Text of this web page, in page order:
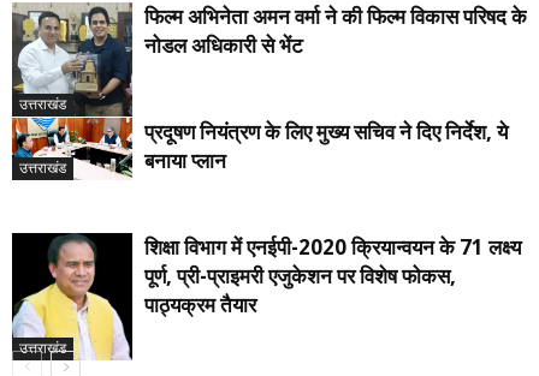
उत्तराखंड
फिल्म अभिनेता अमन वर्मा ने की फिल्म विकास परिषद के
नोडल अधिकारी से भेंट
उत्तराखंड
प्रदूषण नियंत्रण के लिए मुख्य सचिव ने दिए निर्देश, ये
बनाया प्लान
उत्तराखंड
शिक्षा विभाग में एनईपी-2020 क्रियान्वयन के 71 लक्ष्य
पूर्ण, प्री-प्राइमरी एजुकेशन पर विशेष फोकस,
पाठ्यक्रम तैयार